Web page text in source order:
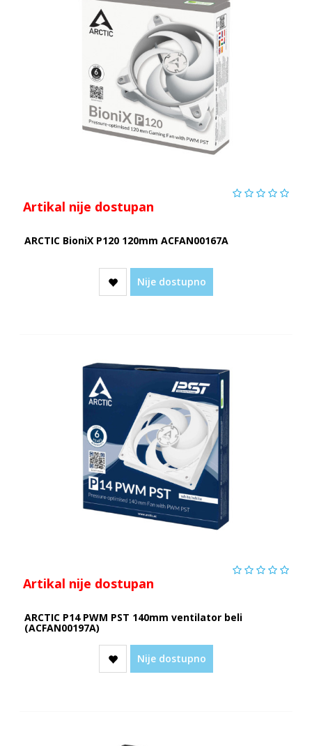
Artikal nije dostupan
ARCTIC BioniX P120 120mm ACFAN00167A
Nije dostupno
Artikal nije dostupan
ARCTIC P14 PWM PST 140mm ventilator beli
(ACFAN00197A)
Nije dostupno